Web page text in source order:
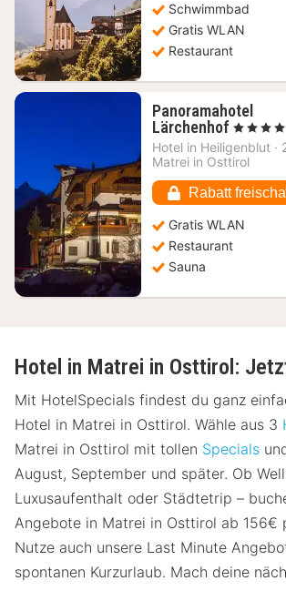
Schwimmbad
Gratis WLAN
Restaurant
Panoramahotel
Lärchenhof 1
Nacht
ab
€
, 4 Sterne
Hotel in Heiligenblut ·
Matrei in Osttirol
Rabatt
Gratis WLAN
Restaurant
Sauna
Hotel in Matrei in Osttirol:
Mit HotelSpecials findest du ganz
Hotel in Matrei in Osttirol. Wähle aus 3
Matrei in Osttirol mit tollen Specials
August, September und später. Ob
Luxusaufenthalt oder Städtetrip –
Angebote in Matrei in Osttirol ab 156€
Nutze auch unsere Last Minute
spontanen Kurzurlaub. Mach deine